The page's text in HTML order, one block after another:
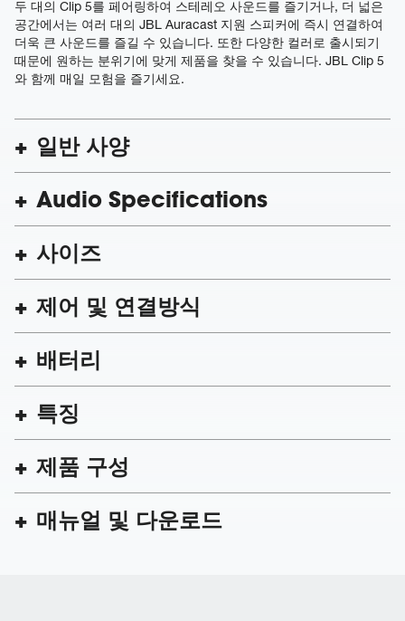
두 대의 Clip 5를 페어링하여 스테레오 사운드를 즐기거나, 더 넓은
공간에서는 여러 대의 JBL Auracast 지원 스피커에 즉시 연결하여
더욱 큰 사운드를 즐길 수 있습니다. 또한 다양한 컬러로 출시되기
때문에 원하는 분위기에 맞게 제품을 찾을 수 있습니다. JBL Clip 5
와 함께 매일 모험을 즐기세요.
일반 사양
Audio Specifications
사이즈
제어 및 연결방식
배터리
특징
제품 구성
매뉴얼 및 다운로드